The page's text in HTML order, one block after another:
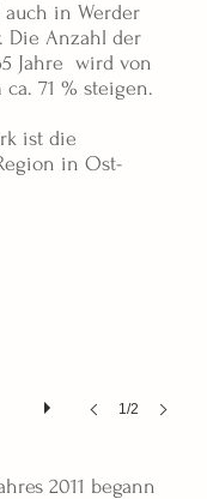
in Werder
Die Anzahl der
Jahre wird von
71 % steigen.
ist die
in Ost-
1/2
2011 begann